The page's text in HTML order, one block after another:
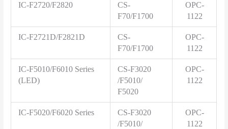
IC-F2720/F2820
CS-
F70/F1700
OPC-
1122
IC-F2721D/F2821D
CS-
F70/F1700
OPC-
1122
IC-F5010/F6010 Series
(LED)
CS-F3020
/F5010/
F5020
OPC-
1122
IC-F5020/F6020 Series
CS-F3020
/F5010/
OPC-
1122